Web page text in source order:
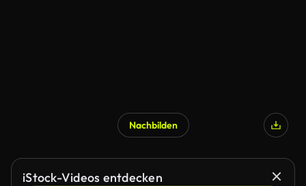
Nachbilden
iStock-Videos entdecken